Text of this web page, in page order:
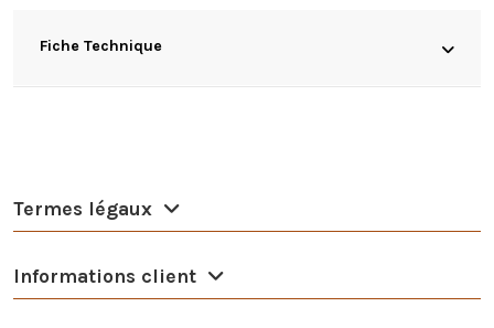
Fiche Technique
Termes légaux
Informations client